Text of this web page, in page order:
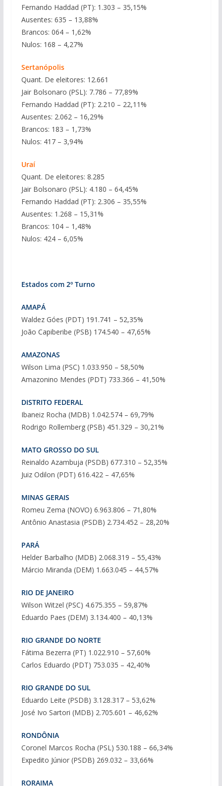
Fernando Haddad (PT): 1.303 – 35,15%
Ausentes: 635 – 13,88%
Brancos: 064 – 1,62%
Nulos: 168 – 4,27%
Sertanópolis
Quant. De eleitores: 12.661
Jair Bolsonaro (PSL): 7.786 – 77,89%
Fernando Haddad (PT): 2.210 – 22,11%
Ausentes: 2.062 – 16,29%
Brancos: 183 – 1,73%
Nulos: 417 – 3,94%
Uraí
Quant. De eleitores: 8.285
Jair Bolsonaro (PSL): 4.180 – 64,45%
Fernando Haddad (PT): 2.306 – 35,55%
Ausentes: 1.268 – 15,31%
Brancos: 104 – 1,48%
Nulos: 424 – 6,05%
Estados com 2º Turno
AMAPÁ
Waldez Góes (PDT) 191.741 – 52,35%
João Capiberibe (PSB) 174.540 – 47,65%
AMAZONAS
Wilson Lima (PSC) 1.033.950 – 58,50%
Amazonino Mendes (PDT) 733.366 – 41,50%
DISTRITO FEDERAL
Ibaneiz Rocha (MDB) 1.042.574 – 69,79%
Rodrigo Rollemberg (PSB) 451.329 – 30,21%
MATO GROSSO DO SUL
Reinaldo Azambuja (PSDB) 677.310 – 52,35%
Juiz Odilon (PDT) 616.422 – 47,65%
MINAS GERAIS
Romeu Zema (NOVO) 6.963.806 – 71,80%
Antônio Anastasia (PSDB) 2.734.452 – 28,20%
PARÁ
Helder Barbalho (MDB) 2.068.319 – 55,43%
Márcio Miranda (DEM) 1.663.045 – 44,57%
RIO DE JANEIRO
Wilson Witzel (PSC) 4.675.355 – 59,87%
Eduardo Paes (DEM) 3.134.400 – 40,13%
RIO GRANDE DO NORTE
Fátima Bezerra (PT) 1.022.910 – 57,60%
Carlos Eduardo (PDT) 753.035 – 42,40%
RIO GRANDE DO SUL
Eduardo Leite (PSDB) 3.128.317 – 53,62%
José Ivo Sartori (MDB) 2.705.601 – 46,62%
RONDÔNIA
Coronel Marcos Rocha (PSL) 530.188 – 66,34%
Expedito Júnior (PSDB) 269.032 – 33,66%
RORAIMA